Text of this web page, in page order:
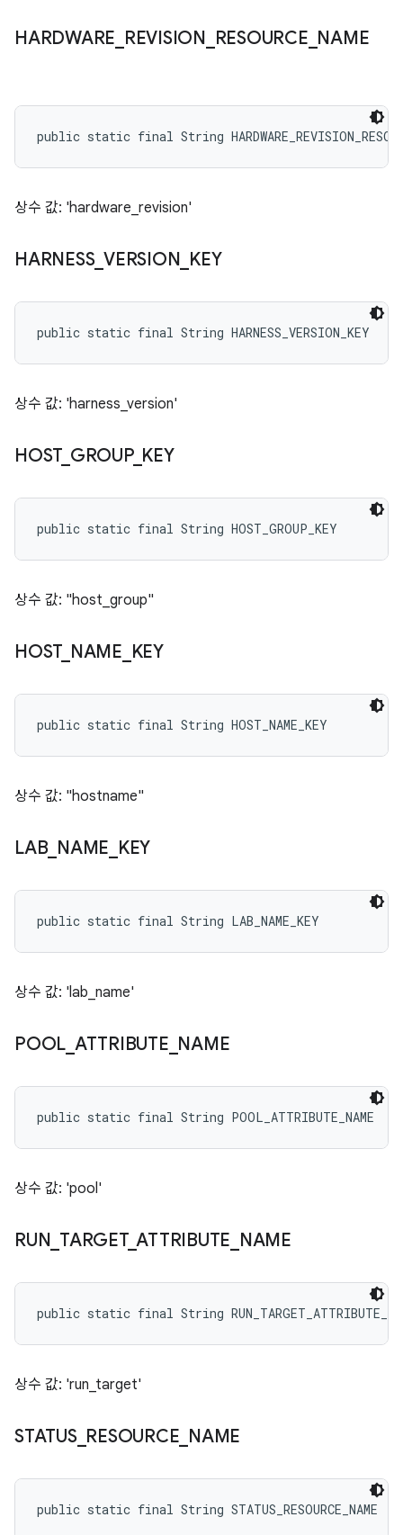
HARDWARE REVISION RESOURCE NAME
public static final String
상수 값: 'hardware_revision'
HARNESS_ VERSION KEY
public static final String HARNESS_VERSION_KEY
상수 값: 'harness_version'
HOST_ GROUP_ KEY
public static final String HOST_GROUP_KEY
상수 값: "host_group"
HOST_ NAME KEY
public static final String HOST_NAME_KEY
상수 값: "hostname"
LAB_ NAME KEY
public static final String LAB_NAME_KEY
상수 값: 'lab_name'
POOL ATTRIBUTE NAME
public static final String POOL_ATTRIBUTE_NAME
상수 값: 'pool'
RUN TARGET_ATTRIBUTE NAME
public static final String
상수 값: 'run_target'
STATUS_ RESOURCE NAME
public static final String STATUS_RESOURCE_NAME